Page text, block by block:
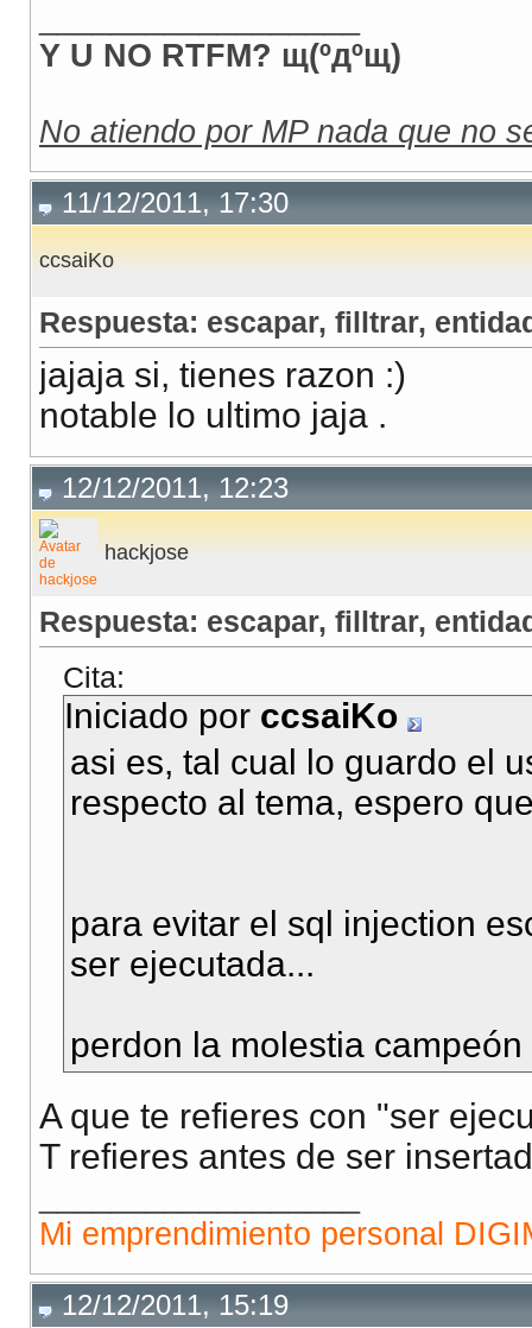
Y U NO RTFM? щ(ºдºщ)
No atiendo por MP nada que no
11/12/2011, 17:30
ccsaiKo
Respuesta: escapar, filltrar,
jajaja si, tienes razon :)
notable lo ultimo jaja .
12/12/2011, 12:23
hackjose
Respuesta: escapar, filltrar,
Cita:
Iniciado por ccsaiKo
asi es, tal cual lo guardo el
respecto al tema, espero
para evitar el sql injection
ser ejecutada...
perdon la molestia
A que te refieres con "ser
T refieres antes de ser
Mi emprendimiento personal
12/12/2011, 15:19